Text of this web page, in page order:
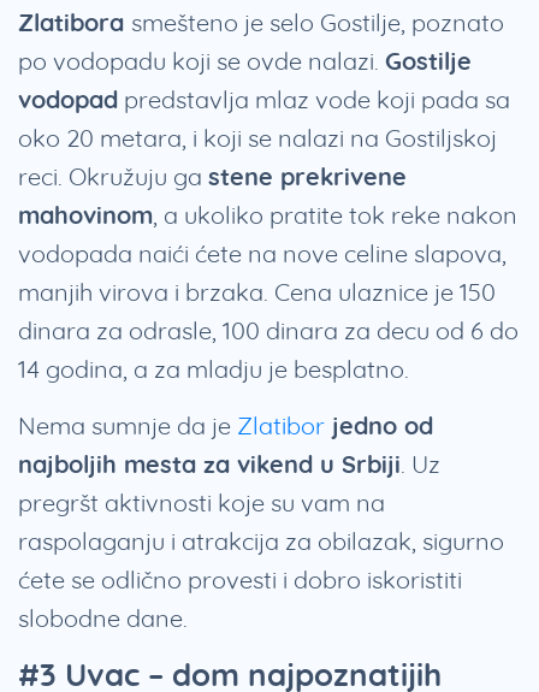
Zlatibora smešteno je selo Gostilje, poznato
po vodopadu koji se ovde nalazi. Gostilje
vodopad predstavlja mlaz vode koji pada sa
oko 20 metara, i koji se nalazi na Gostiljskoj
reci. Okružuju ga stene prekrivene
mahovinom , a ukoliko pratite tok reke nakon
vodopada naići ćete na nove celine slapova,
manjih virova i brzaka. Cena ulaznice je 150
dinara za odrasle, 100 dinara za decu od 6 do
14 godina, a za mladju je besplatno.
Nema sumnje da je Zlatibor jedno od
najboljih mesta za vikend u Srbiji . Uz
pregršt aktivnosti koje su vam na
raspolaganju i atrakcija za obilazak, sigurno
ćete se odlično provesti i dobro iskoristiti
slobodne dane.
#3 Uvac – dom najpoznatijih